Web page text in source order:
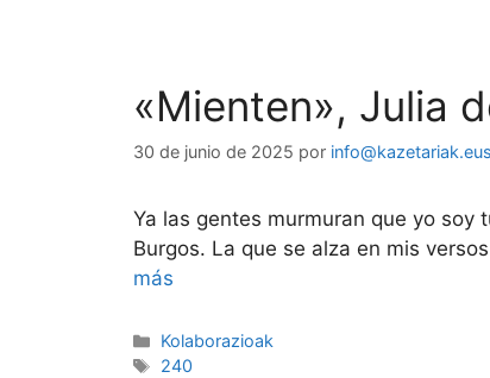
«Mienten», Julia
30 de junio de 2025 por info@kazetariak.eus
Ya las gentes murmuran que yo soy
Burgos. La que se alza en mis
más
Kolaborazioak
240